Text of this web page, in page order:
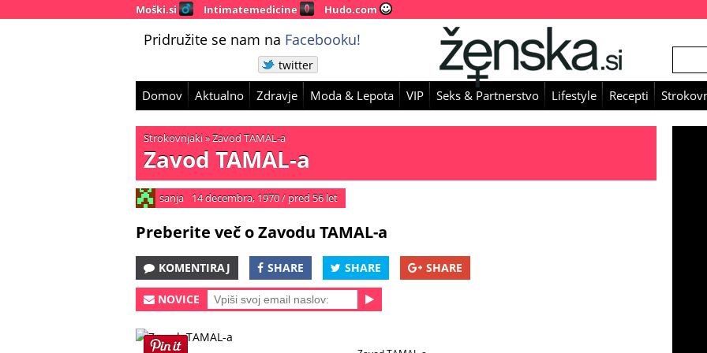
Moški.si Intimatemedicine Hudo.com
Pridružite se nam na Facebooku!
twitter
Domov Aktualno Zdravje Moda & Lepota VIP Seks & Partnerstvo Lifestyle Recepti
Strokovnjaki»Zavod TAMAL-a
Zavod TAMAL-a
sanja 14 decembra, 1970/ pred 56 let
Preberite več o Zavodu TAMAL-a
KOMENTIRAJ SHARE SHARE SHARE
NOVICE